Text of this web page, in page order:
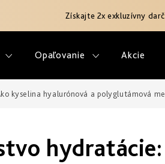
Získajte 2x exkluzívny
Opaľovanie Akcie
kyselina hyalurónová a polyglutámová